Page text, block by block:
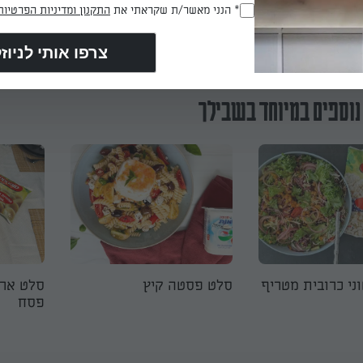
הכנת? כאן מדרגים
במיוחד בשבילך
כרובית מטריף סלט פסטה קיץ
סלט
פסח
(חובה)
* הנני מאשר/ת שקראתי את התקנון ומדיניות